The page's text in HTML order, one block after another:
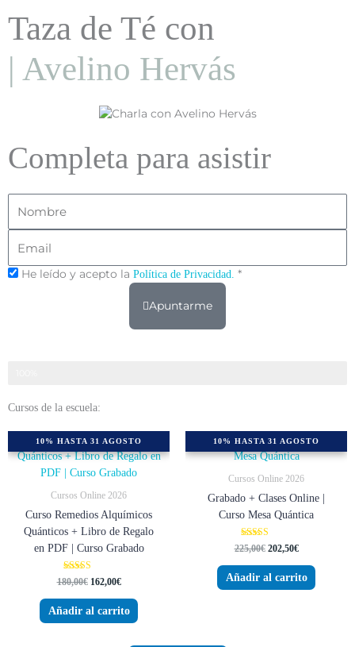
Taza de Té con
| Avelino Hervás
Completa para asistir
He leído y acepto la Política de Privacidad. *
Apuntarme
Cursos de la escuela:
10% HASTA 31 AGOSTO
Cursos Online 2026
Curso Remedios Alquímicos
Quánticos + Libro de Regalo
en PDF | Curso Grabado
Valorado
4.79
de 5
180,00€ 162,00€
Añadir al carrito
10% HASTA 31 AGOSTO
Cursos Online 2026
Grabado + Clases Online |
Curso Mesa Quántica
Valorado
4.85
de 5
225,00€ 202,50€
Añadir al carrito